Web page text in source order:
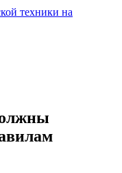
техники на